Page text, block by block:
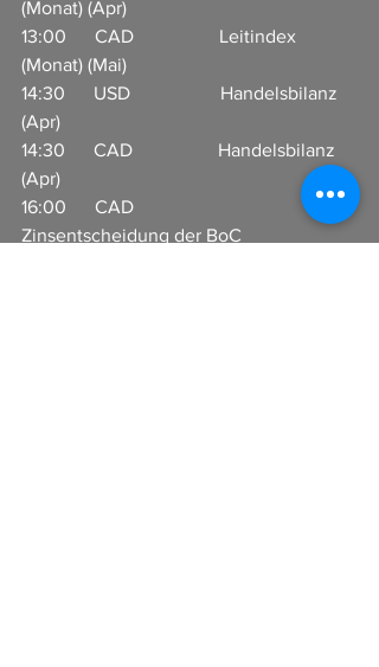
(Monat) (Apr)
13:00      CAD                  Leitindex
(Monat) (Mai)
14:30      USD                   Handelsbilanz
(Apr)
14:30      CAD                  Handelsbilanz
(Apr)
16:00      CAD
Zinsentscheidung der BoC